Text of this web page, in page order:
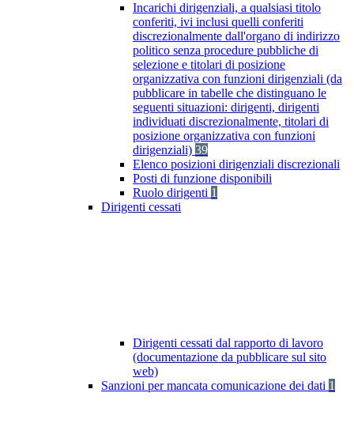
Incarichi dirigenziali, a qualsiasi titolo
conferiti, ivi inclusi quelli conferiti
discrezionalmente dall'organo di indirizzo
politico senza procedure pubbliche di
selezione e titolari di posizione
organizzativa con funzioni dirigenziali (da
pubblicare in tabelle che distinguano le
seguenti situazioni: dirigenti, dirigenti
individuati discrezionalmente, titolari di
posizione organizzativa con funzioni
dirigenziali) 39
Elenco posizioni dirigenziali discrezionali
Posti di funzione disponibili
Ruolo dirigenti 1
Dirigenti cessati
Dirigenti cessati dal rapporto di lavoro
(documentazione da pubblicare sul sito
web)
Sanzioni per mancata comunicazione dei dati 1